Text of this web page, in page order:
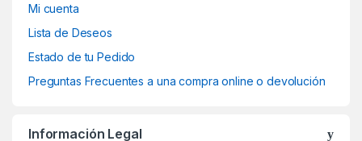
Mi cuenta
Lista de Deseos
Estado de tu Pedido
Preguntas Frecuentes a una compra online o devolución
Información Legal